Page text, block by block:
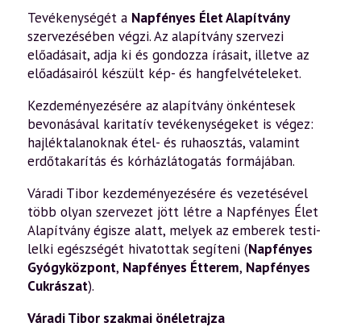
Tevékenységét a Napfényes Élet Alapítvány
szervezésében végzi. Az alapítvány szervezi
előadásait, adja ki és gondozza írásait, illetve az
előadásairól készült kép- és hangfelvételeket.
Kezdeményezésére az alapítvány önkéntesek
bevonásával karitatív tevékenységeket is végez:
hajléktalanoknak étel- és ruhaosztás, valamint
erdőtakarítás és kórházlátogatás formájában.
Váradi Tibor kezdeményezésére és vezetésével
több olyan szervezet jött létre a Napfényes Élet
Alapítvány égisze alatt, melyek az emberek testi-
lelki egészségét hivatottak segíteni (Napfényes
Gyógyközpont, Napfényes Étterem, Napfényes
Cukrászat).
Váradi Tibor szakmai önéletrajza